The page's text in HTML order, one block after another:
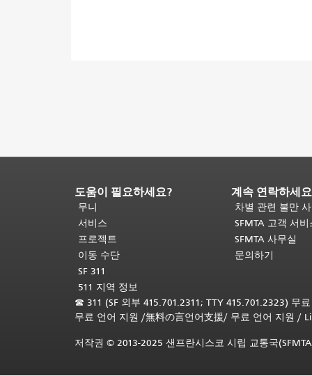
페
이
지
내
용
끝
다. 이
페
이
도움이 필요하세요?
무니
서비스
프로젝트
이동 수단
SF 311
511 지역 정보
계속 연락하세요
차별 관련 불만
SFMTA 고객 서
SFMTA 사무실
문의하기
☎ 311 (SF 외부 415.701.2311; TTY 415.701.2323) 무
무료 언어 지원 /無料の言언어支援/ 무료 언어 지원 /
저작권 © 2013-2025 샌프란시스코 시립 교통국